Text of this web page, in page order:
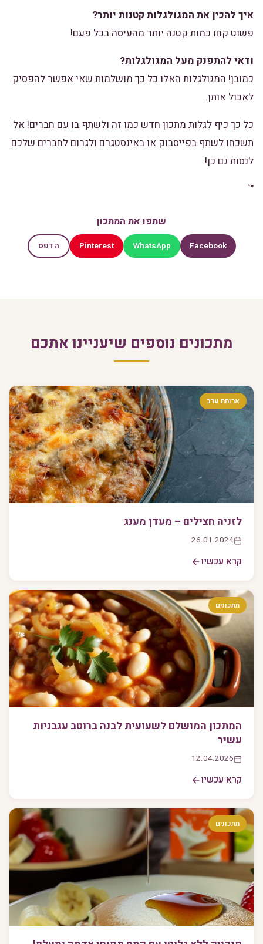
איך להכין את המגולגלות קטנות יותר?
פשוט קחו כמות קטנה יותר מהעיסה בכל פעם!
ודאי להתפנק מעל המגולגלות?
כמובן! המגולגלות האלו כל כך מושלמות שאי אפשר להפסיק
לאכול אותן.
כל כך כיף לגלות מתכון חדש כמו זה ולשתף בו עם חברים! אל
תשכחו לשתף בפייסבוק או באינסטגרם ולגרום לחברים שלכם
לנסות גם כן!
"`
שתפו את המתכון
Facebook
WhatsApp
Pinterest הדפס
מתכונים נוספים שיעניינו אתכם
ארוחת ערב
לזניה חצילים – מעדן מענג
26.01.2024
קרא עכשיו
מתכונים
המתכון המושלם לשעועית לבנה ברוטב עגבניות
עשיר
12.04.2026
קרא עכשיו
מתכונים